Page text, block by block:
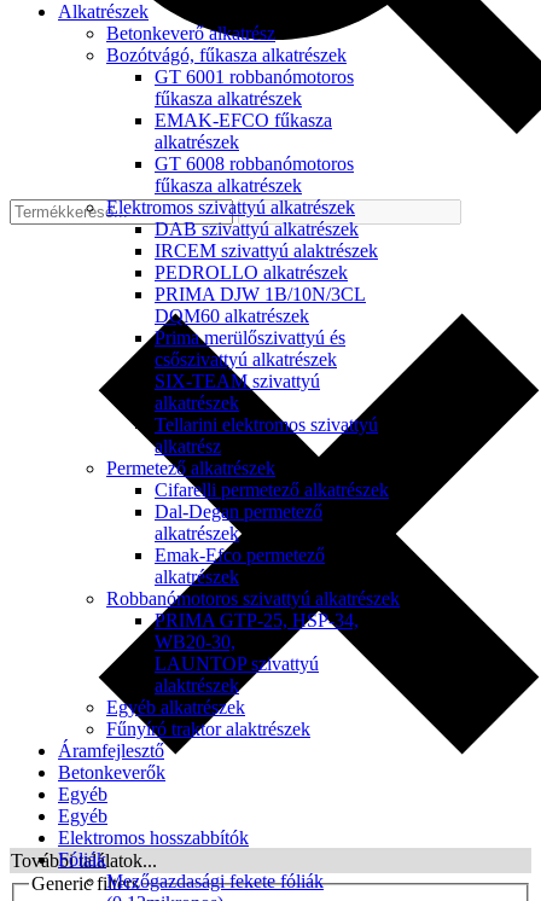
További találatok...
Generic filters
Alkatrészek
Betonkeverő alkatrész
Bozótvágó, fűkasza alkatrészek
GT 6001 robbanómotoros
fűkasza alkatrészek
EMAK-EFCO fűkasza
alkatrészek
GT 6008 robbanómotoros
fűkasza alkatrészek
Elektromos szivattyú alkatrészek
DAB szivattyú alkatrészek
IRCEM szivattyú alaktrészek
PEDROLLO alkatrészek
PRIMA DJW 1B/10N/3CL
DQM60 alkatrészek
Prima merülőszivattyú és
csőszivattyú alkatrészek
SIX-TEAM szivattyú
alkatrészek
Tellarini elektromos szivattyú
alkatrész
Permetező alkatrészek
Cifarelli permetező alkatrészek
Dal-Degan permetező
alkatrészek
Emak-Efco permetező
alkatrészek
Robbanómotoros szivattyú alkatrészek
PRIMA GTP-25, HSP-34,
WB20-30,
LAUNTOP szivattyú
alaktrészek
Egyéb alkatrészek
Fűnyíró traktor alaktrészek
Áramfejlesztő
Betonkeverők
Egyéb
Egyéb
Elektromos hosszabbítók
Fóliák
Mezőgazdasági fekete fóliák